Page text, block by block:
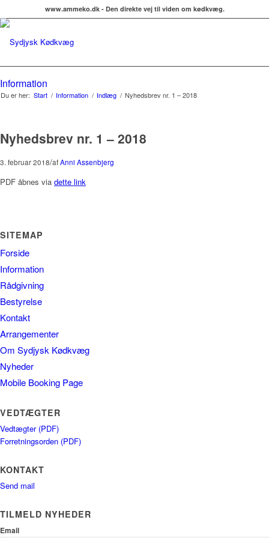
www.ammeko.dk - Den direkte vej til viden om kødkvæg.
Information
Du er her: Start / Information / Indlæg / Nyhedsbrev nr. 1 – 2018
Nyhedsbrev nr. 1 – 2018
3. februar 2018/afAnni Assenbjerg
PDF åbnes via dette link
SITEMAP
Forside
Information
Rådgivning
Bestyrelse
Kontakt
Arrangementer
Om Sydjysk Kødkvæg
Nyheder
Mobile Booking Page
VEDTÆGTER
Vedtægter (PDF)
Forretningsorden (PDF)
KONTAKT
Send mail
TILMELD NYHEDER
Email